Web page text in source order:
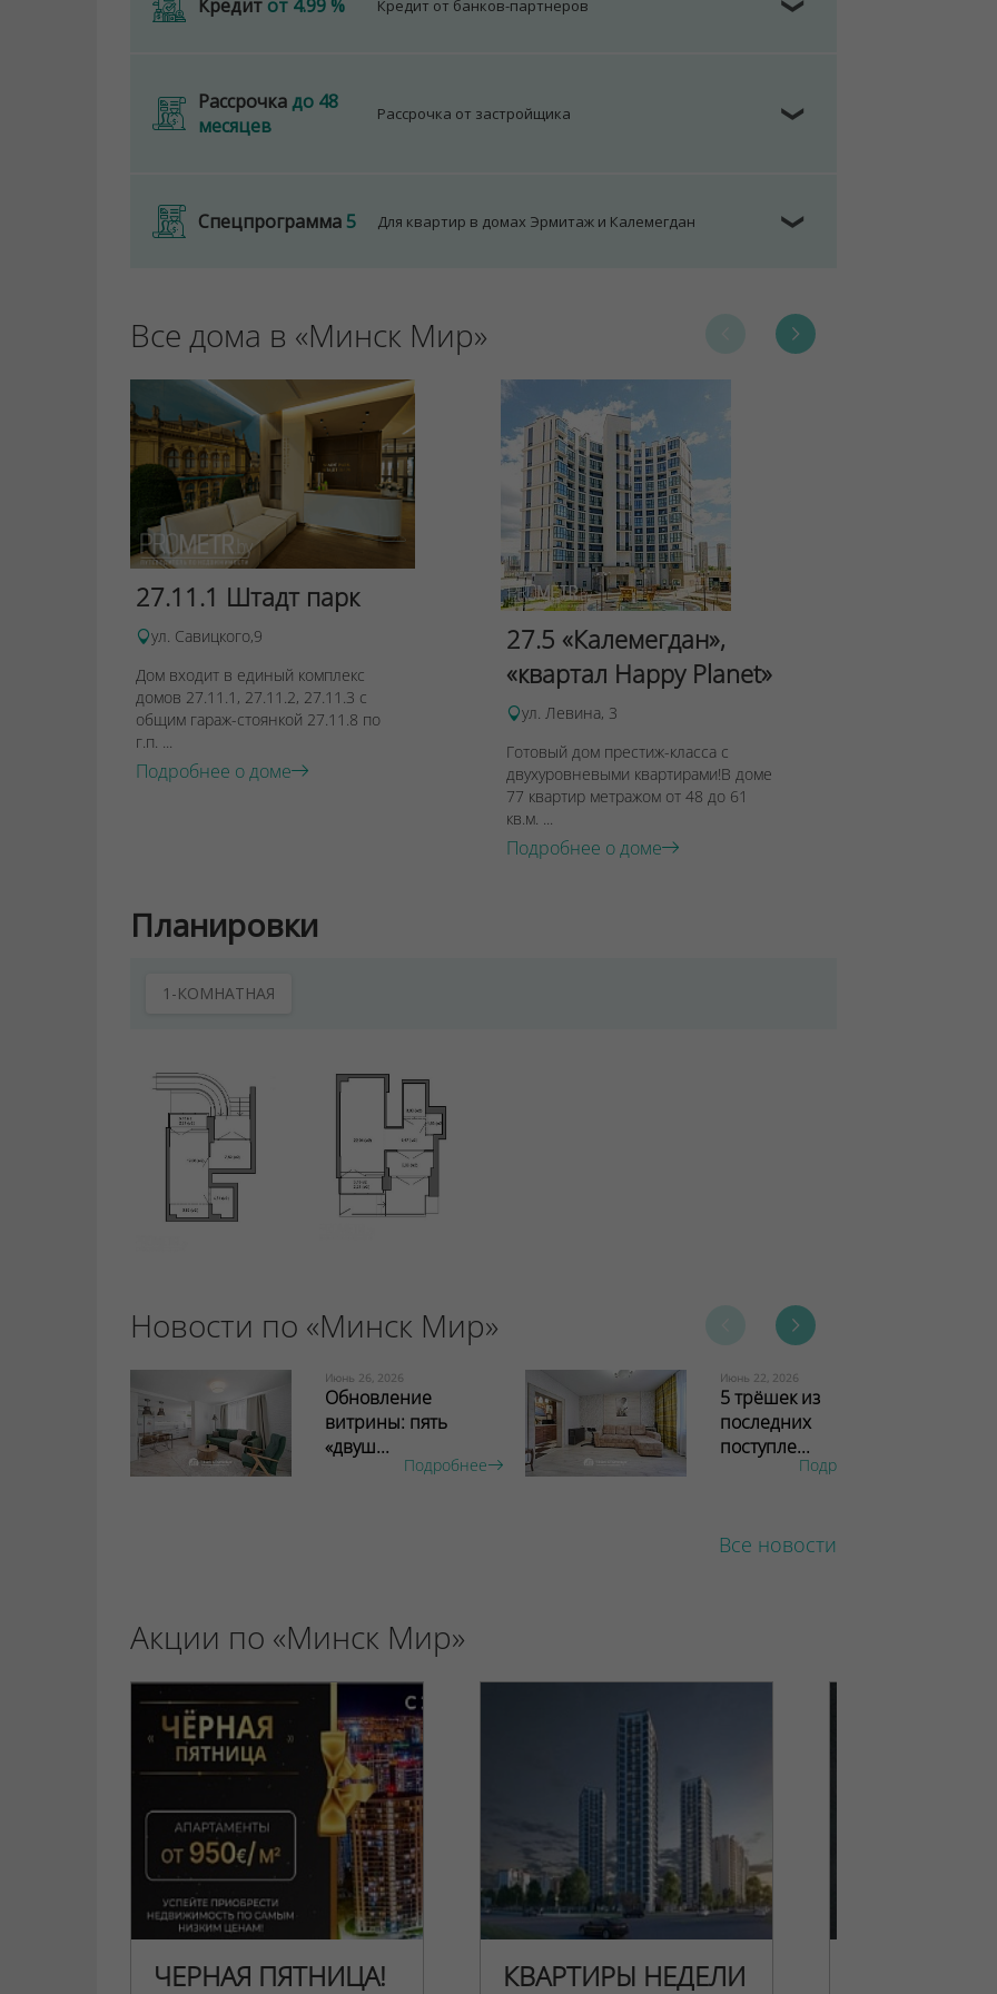
Кредит от 4.99 % Кредит от банков-партнеров ❯
Рассрочкадо 48
месяцев
Рассрочка от застройщика ❯
Спецпрограмма5 Для квартир в домах Эрмитаж и Калемегдан ❯
Все дома в «Минск Мир»
27.11.1 Штадт парк
ул. Савицкого,9
Дом входит в единый комплекс
домов 27.11.1, 27.11.2, 27.11.3 с
общим гараж-стоянкой 27.11.8 по
г.п. ...
Подробнее о доме
27.5 «Калемегдан»,
«квартал Happy Planet»
ул. Левина, 3
Готовый дом престиж-класса с
двухуровневыми квартирами!В доме
77 квартир метражом от 48 до 61
кв.м. ...
Подробнее о доме
Планировки
1-КОМНАТНАЯ
Новости по «Минск Мир»
Июнь 26, 2026
Обновление
витрины: пять
«двуш...
Подробнее
Июнь 22, 2026
5 трёшек из
последних
поступле...
Подробнее
Все новости
Акции по «Минск Мир»
ЧЕРНАЯ ПЯТНИЦА! КВАРТИРЫ НЕДЕЛИ